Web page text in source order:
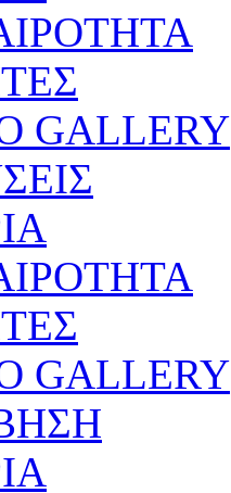
GALLERY
GALLERY